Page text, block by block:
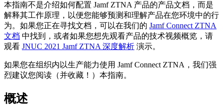
本指南不是介绍如何配置 Jamf ZTNA 产品的产品文档，而是
解释其工作原理，以便您能够预测和理解产品在您环境中的行
为。如果您正在寻找文档，可以在我们的 Jamf Connect ZTNA
文档 中找到，或者如果您想先观看产品的技术视频概览，请
观看 JNUC 2021 Jamf ZTNA 深度解析 演示。
如果您在组织内以生产能力使用 Jamf Connect ZTNA，我们强
烈建议您阅读（并收藏！）本指南。
概述